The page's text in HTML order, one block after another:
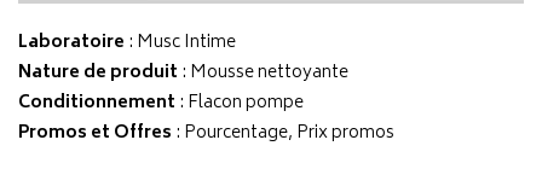
Laboratoire : Musc Intime
Nature de produit : Mousse nettoyante
Conditionnement : Flacon pompe
Promos et Offres : Pourcentage, Prix promos